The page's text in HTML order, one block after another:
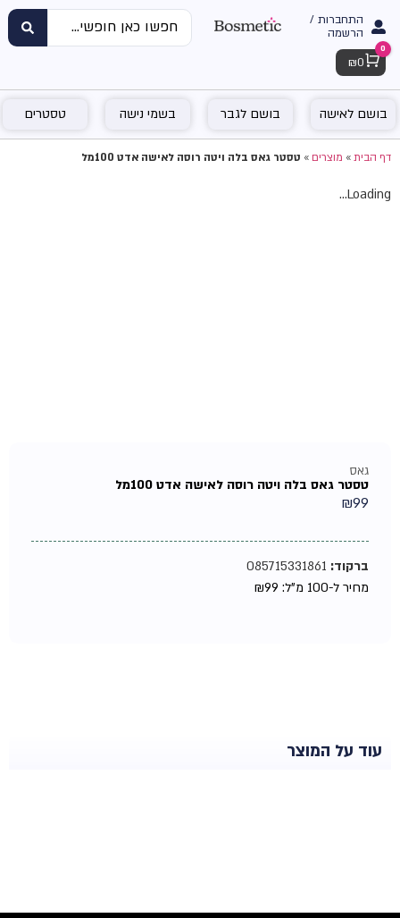
התחברות /
הרשמה
Cart
0
₪ 0
בושם לאישה בושם לגבר בשמי נישה טסטרים
דף הבית»מוצרים»טסטר גאס בלה ויטה רוסה לאישה אדט 100מל
Loading...
גאס
טסטר גאס בלה ויטה רוסה לאישה אדט 100מל
₪99
ברקוד:085715331861
מחיר ל-100 מ"ל:
₪99
עוד על המוצר